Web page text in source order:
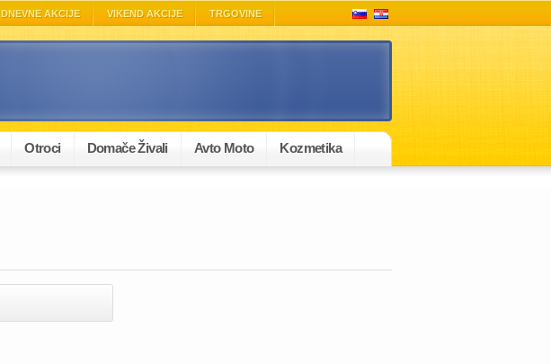
DNEVNE AKCIJE VIKEND AKCIJE TRGOVINE
Otroci Domače Živali Avto Moto Kozmetika